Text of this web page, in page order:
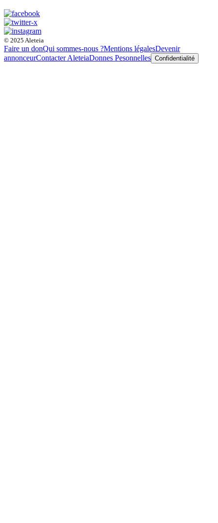
© 2025 Aleteia
Faire un donQui sommes-nous ?Mentions légalesDevenir
annonceurContacter AleteiaDonnes Pesonnelles Confidentialité